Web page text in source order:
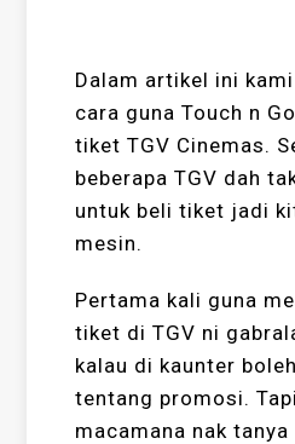
Dalam artikel ini
cara guna Touch n
tiket TGV Cinemas.
beberapa TGV dah
untuk beli tiket jadi
mesin.
Pertama kali guna
tiket di TGV ni
kalau di kaunter
tentang promosi.
macamana nak tanya